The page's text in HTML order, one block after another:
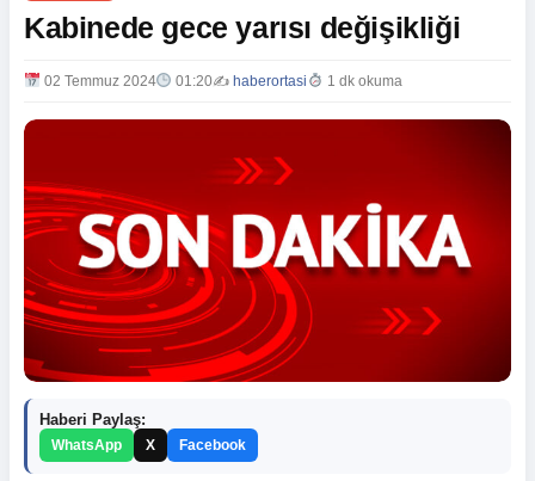
Kabinede gece yarısı değişikliği
02 Temmuz 2024 01:20✍️ haberortasi 1 dk okuma
Haberi Paylaş:
WhatsApp X Facebook